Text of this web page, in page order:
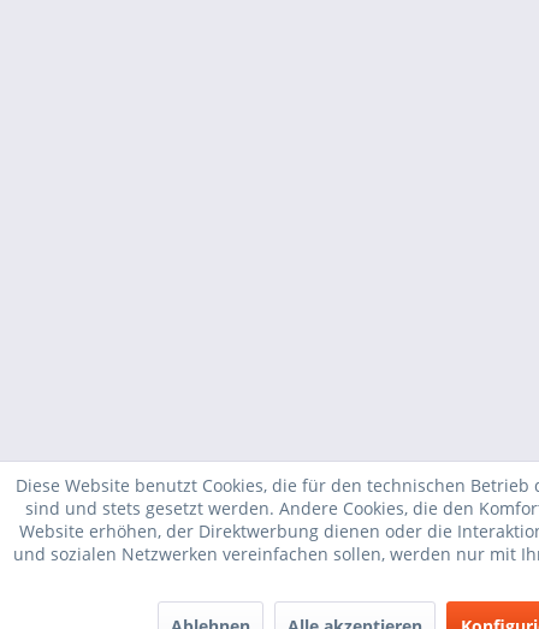
Diese Website benutzt Cookies, die für den technischen
sind und stets gesetzt werden. Andere Cookies, die den
Website erhöhen, der Direktwerbung dienen oder die
und sozialen Netzwerken vereinfachen sollen, werden nur mit